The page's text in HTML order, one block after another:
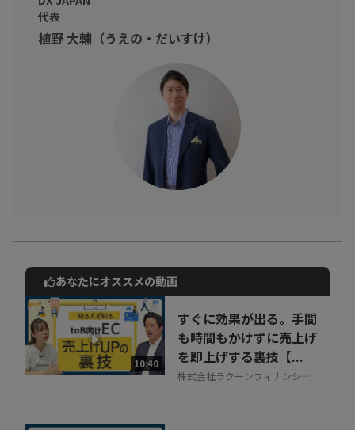
DXの必要性、成功事例、なぜ日本企業のDXが進まないのか、な
DXについて多角的なお話を頂戴しました。
ズバリ、日本企業は変革が苦手
しかし、変革に終わりはない
代表
植野 大輔（うえの・だいすけ）
動画でご紹介しているサービスについて
お気軽にご相談・ご質問いただけます！
30秒でお申し込み可能
相談を希望する 無料
あなたにオススメの動画
10:40
すぐに効果が出る。手間
も時間もかけずに売上げ
を即上げする裏技【...
株式会社ラクーンフィナンシャ